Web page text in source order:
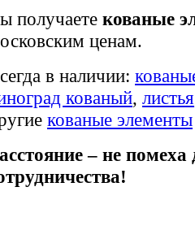
получаете кованые
ценам.
в наличии:
кованый, листья
кованые элементы
– не помеха